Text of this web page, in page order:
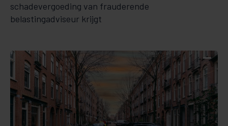
schadevergoeding van frauderende
belastingadviseur krijgt